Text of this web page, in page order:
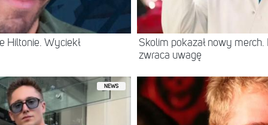
Hiltonie. Wyciekł
Skolim pokazał nowy
zwraca uwagę
NEWS